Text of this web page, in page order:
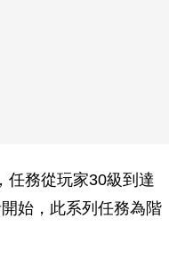
任務從玩家30級到達
始，此系列任務為階